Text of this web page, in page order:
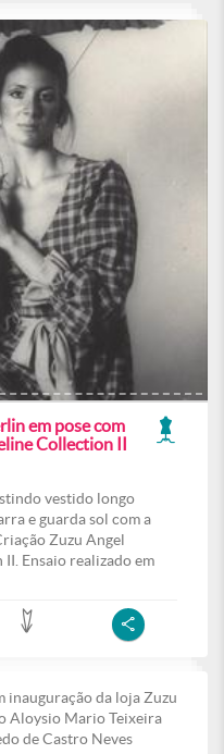
em pose com
Collection II
vestido longo
e guarda sol com a
Zuzu Angel
Ensaio realizado em
inauguração da loja Zuzu
Aloysio Mario Teixeira
de Castro Neves